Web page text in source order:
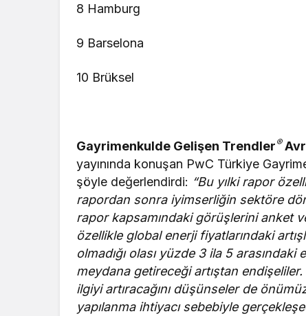
8 Hamburg
9 Barselona
10 Brüksel
Gayrimenkulde Gelişen Trendler®
yayınında konuşan PwC Türkiye
şöyle değerlendirdi: “Bu yılki rapor
rapordan sonra iyimserliğin sektöre
rapor kapsamındaki görüşlerini anket
özellikle global enerji fiyatlarındaki
olmadığı olası yüzde 3 ila 5
meydana getireceği artıştan
ilgiyi artıracağını düşünseler de
yapılanma ihtiyacı sebebiyle